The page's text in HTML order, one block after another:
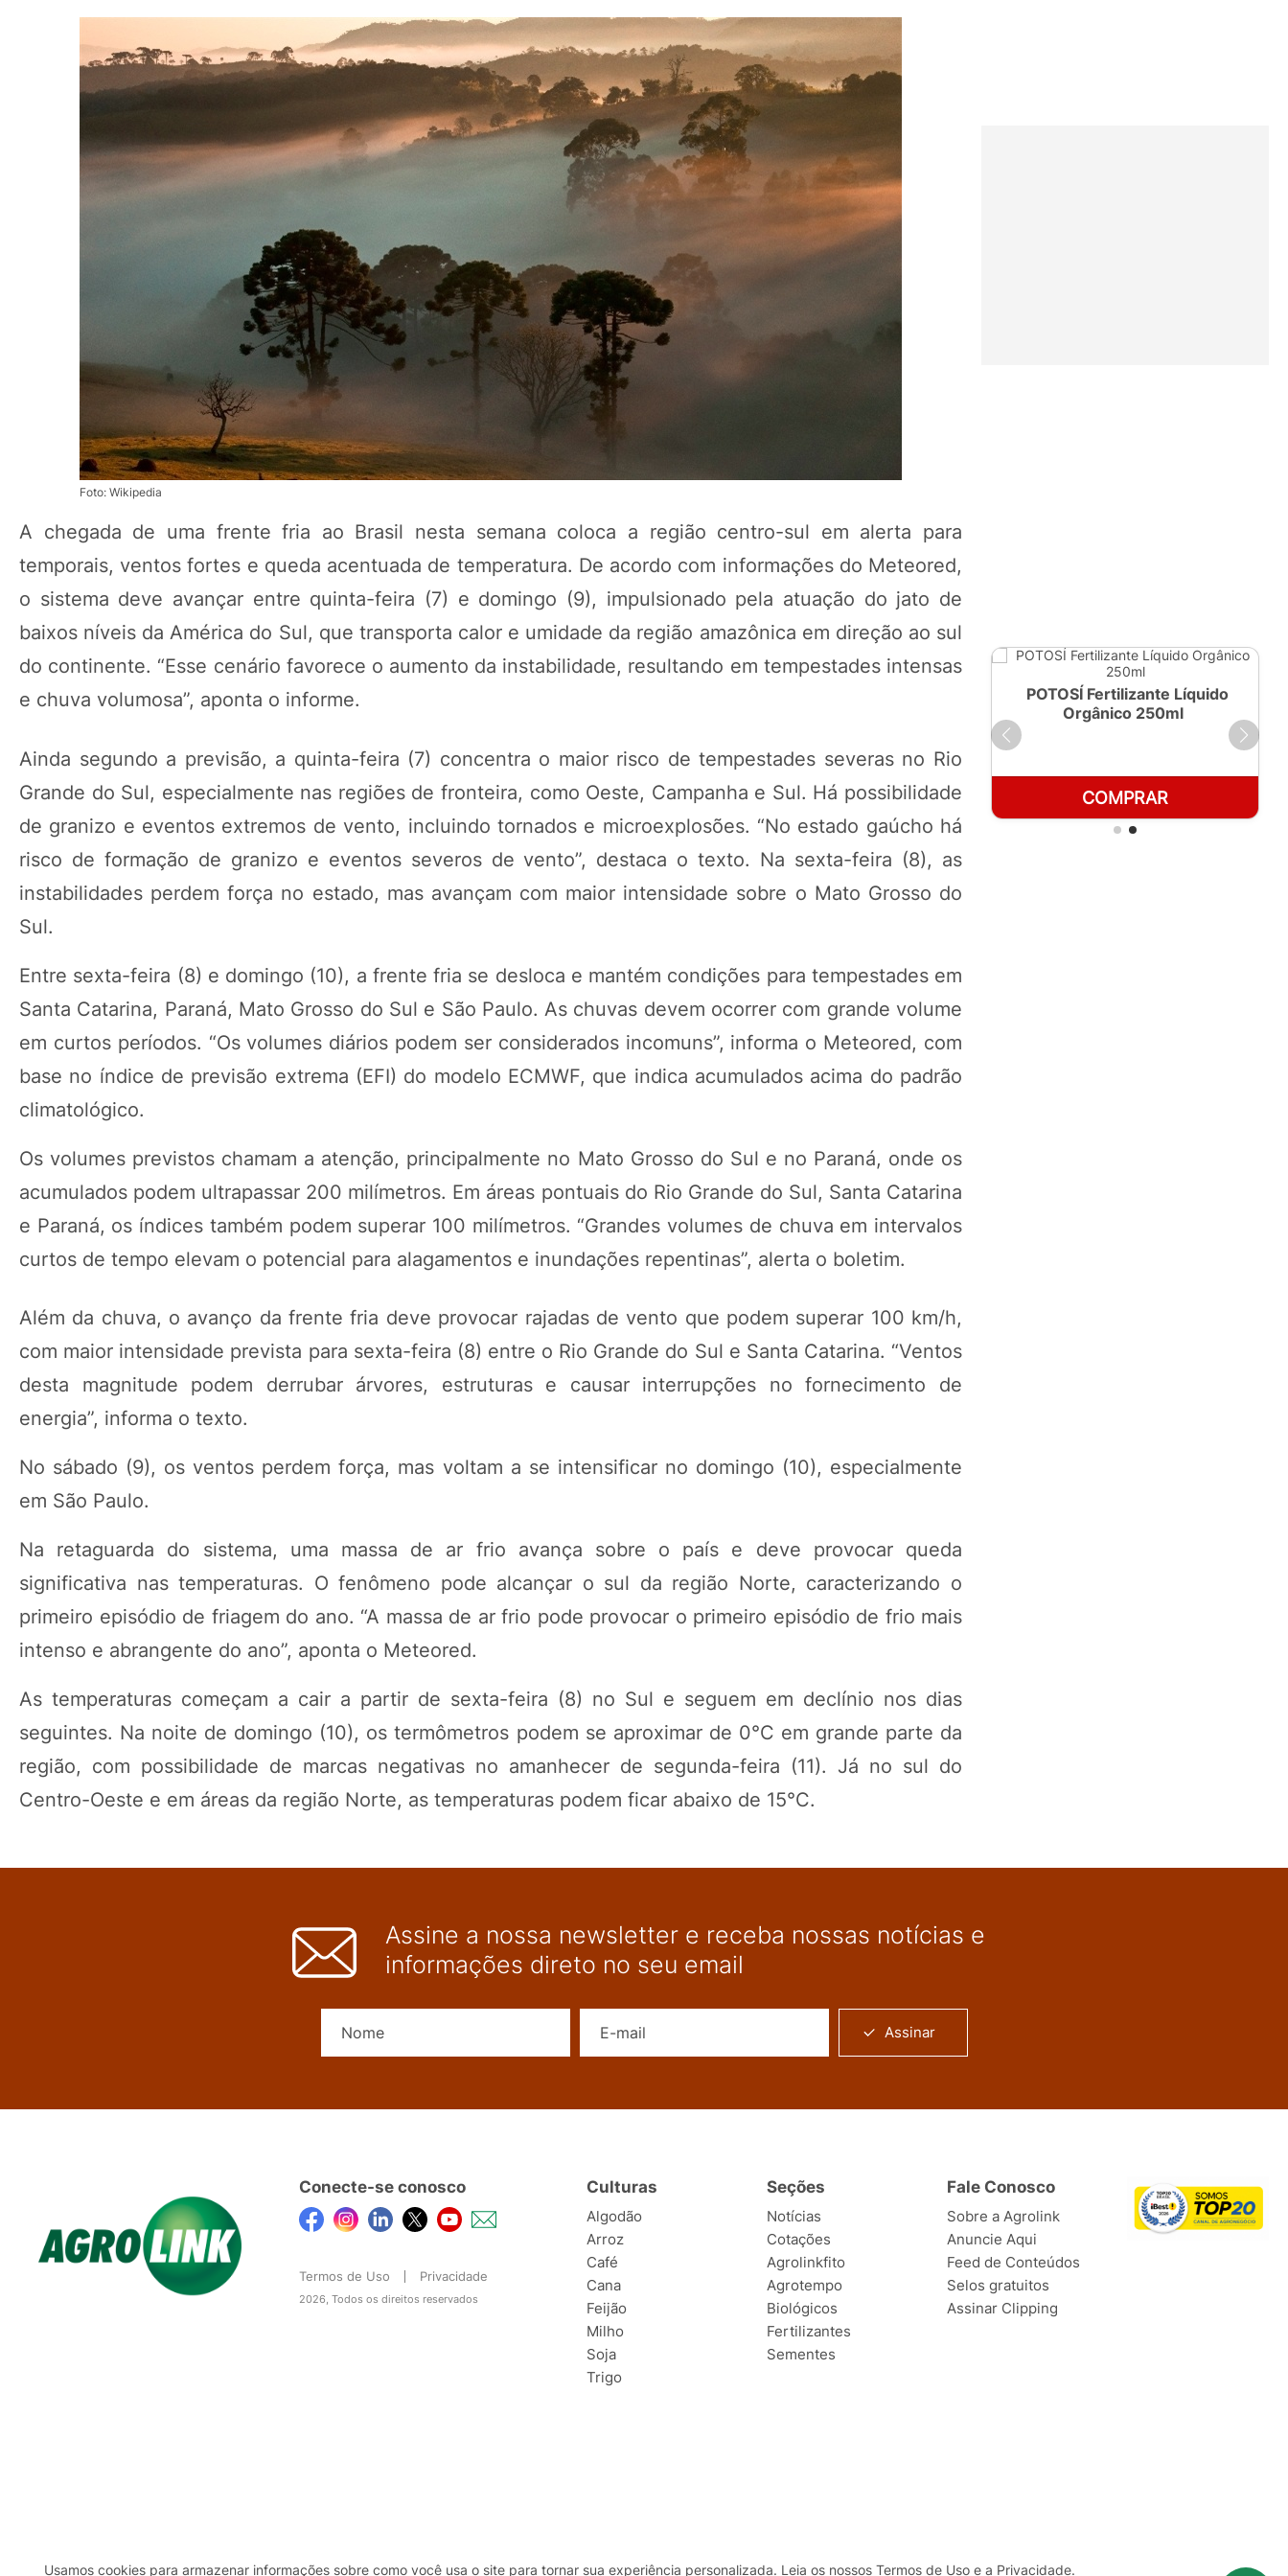
Foto: Wikipedia
A chegada de uma frente fria ao Brasil nesta semana coloca a região centro-sul em alerta para
temporais, ventos fortes e queda acentuada de temperatura. De acordo com informações do Meteored,
o sistema deve avançar entre quinta-feira (7) e domingo (9), impulsionado pela atuação do jato de
baixos níveis da América do Sul, que transporta calor e umidade da região amazônica em direção ao sul
do continente. “Esse cenário favorece o aumento da instabilidade, resultando em tempestades intensas
e chuva volumosa”, aponta o informe.
Ainda segundo a previsão, a quinta-feira (7) concentra o maior risco de tempestades severas no Rio
Grande do Sul, especialmente nas regiões de fronteira, como Oeste, Campanha e Sul. Há possibilidade
de granizo e eventos extremos de vento, incluindo tornados e microexplosões. “No estado gaúcho há
risco de formação de granizo e eventos severos de vento”, destaca o texto. Na sexta-feira (8), as
instabilidades perdem força no estado, mas avançam com maior intensidade sobre o Mato Grosso do
Sul.
Entre sexta-feira (8) e domingo (10), a frente fria se desloca e mantém condições para tempestades em
Santa Catarina, Paraná, Mato Grosso do Sul e São Paulo. As chuvas devem ocorrer com grande volume
em curtos períodos. “Os volumes diários podem ser considerados incomuns”, informa o Meteored, com
base no índice de previsão extrema (EFI) do modelo ECMWF, que indica acumulados acima do padrão
climatológico.
Os volumes previstos chamam a atenção, principalmente no Mato Grosso do Sul e no Paraná, onde os
acumulados podem ultrapassar 200 milímetros. Em áreas pontuais do Rio Grande do Sul, Santa Catarina
e Paraná, os índices também podem superar 100 milímetros. “Grandes volumes de chuva em intervalos
curtos de tempo elevam o potencial para alagamentos e inundações repentinas”, alerta o boletim.
Além da chuva, o avanço da frente fria deve provocar rajadas de vento que podem superar 100 km/h,
com maior intensidade prevista para sexta-feira (8) entre o Rio Grande do Sul e Santa Catarina. “Ventos
desta magnitude podem derrubar árvores, estruturas e causar interrupções no fornecimento de
energia”, informa o texto.
No sábado (9), os ventos perdem força, mas voltam a se intensificar no domingo (10), especialmente
em São Paulo.
Na retaguarda do sistema, uma massa de ar frio avança sobre o país e deve provocar queda
significativa nas temperaturas. O fenômeno pode alcançar o sul da região Norte, caracterizando o
primeiro episódio de friagem do ano. “A massa de ar frio pode provocar o primeiro episódio de frio mais
intenso e abrangente do ano”, aponta o Meteored.
As temperaturas começam a cair a partir de sexta-feira (8) no Sul e seguem em declínio nos dias
seguintes. Na noite de domingo (10), os termômetros podem se aproximar de 0°C em grande parte da
região, com possibilidade de marcas negativas no amanhecer de segunda-feira (11). Já no sul do
Centro-Oeste e em áreas da região Norte, as temperaturas podem ficar abaixo de 15°C.
COMPRAR
POTOSÍ Fertilizante Líquido
Orgânico 250ml
COMPRAR
Assine a nossa newsletter e receba nossas notícias e
informações direto no seu email
Assinar
Conecte-se conosco
Termos de Uso Privacidade
2026, Todos os direitos reservados
Culturas
Algodão
Arroz
Café
Cana
Feijão
Milho
Soja
Trigo
Seções
Notícias
Cotações
Agrolinkfito
Agrotempo
Biológicos
Fertilizantes
Sementes
Fale Conosco
Sobre a Agrolink
Anuncie Aqui
Feed de Conteúdos
Selos gratuitos
Assinar Clipping
Usamos cookies para armazenar informações sobre como você usa o site para tornar sua experiência personalizada. Leia os nossos Termos de Uso e a Privacidade.